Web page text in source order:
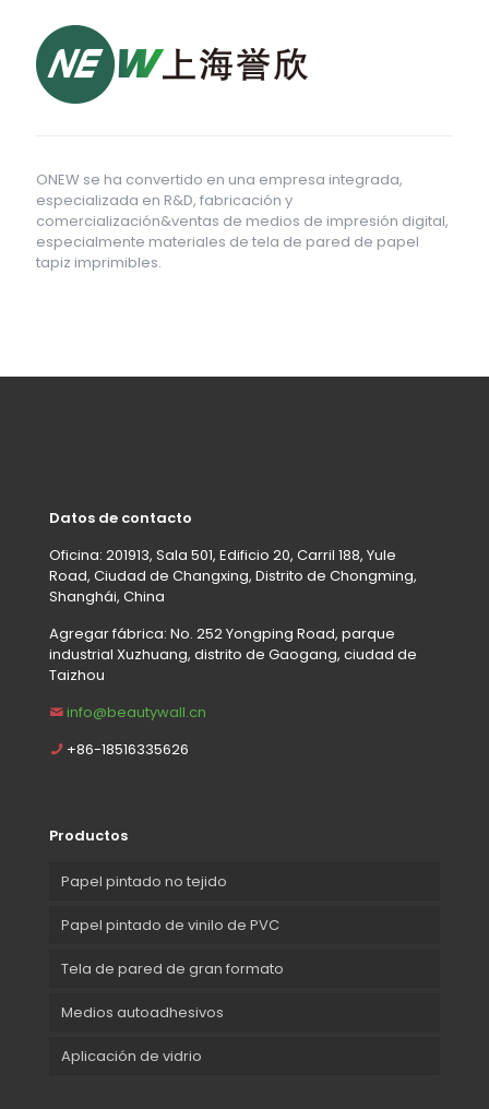
ONEW se ha convertido en una empresa integrada,
especializada en R&D, fabricación y
comercialización&ventas de medios de impresión digital,
especialmente materiales de tela de pared de papel
tapiz imprimibles.
Datos de contacto
Oficina: 201913, Sala 501, Edificio 20, Carril 188, Yule
Road, Ciudad de Changxing, Distrito de Chongming,
Shanghái, China
Agregar fábrica: No. 252 Yongping Road, parque
industrial Xuzhuang, distrito de Gaogang, ciudad de
Taizhou
info@beautywall.cn
+86-18516335626
Productos
Papel pintado no tejido
Papel pintado de vinilo de PVC
Tela de pared de gran formato
Medios autoadhesivos
Aplicación de vidrio